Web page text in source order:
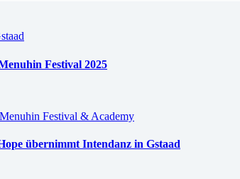
Festival 2025
übernimmt Intendanz in Gstaad